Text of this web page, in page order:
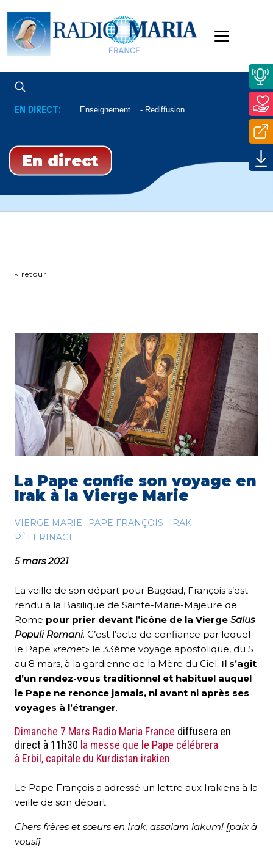
EN DIRECT: Enseignement Rediffusion
En direct
« retour
La Pape confie son voyage en
Irak à la Vierge Marie
VIERGE MARIE PAPE FRANÇOIS
IRAK
PÈLERINAGE
5 mars 2021
La veille de son départ pour Bagdad, François s’est
rendu à la Basilique de Sainte-Marie-Majeure de
Rome pour prier devant l’icône de la Vierge Salus
Populi Romani. C’est l’acte de confiance par lequel
le Pape «remet» le 33ème voyage apostolique, du 5
au 8 mars, à la gardienne de la Mère du Ciel. Il s’agit
d’un rendez-vous traditionnel et habituel auquel
le Pape ne renonce jamais, ni avant ni après ses
voyages à l’étranger.
Dimanche 7 Mars Radio Maria France diffusera en
direct à 11h30 la messe que le Pape célébrera
à Erbil, capitale du Kurdistan irakien
Le Pape François a adressé un lettre aux Irakiens à la
veille de son départ
Chers frères et sœurs en Irak, assalam lakum! [paix à
vous!]